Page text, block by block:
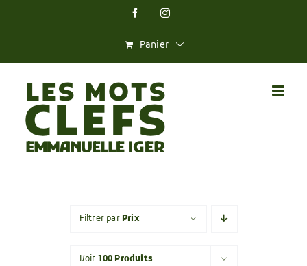
FacebookInstagram
Panier
Filtrer par Prix
Voir 100 Produits